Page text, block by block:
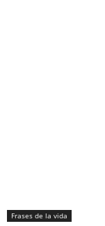
Frases de la vida